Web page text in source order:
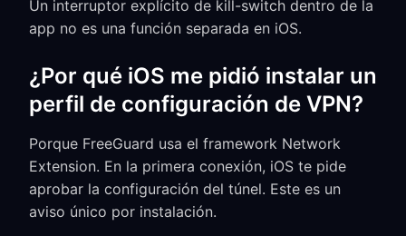
Un interruptor explícito de kill-switch dentro de la
app no es una función separada en iOS.
¿Por qué iOS me pidió instalar un
perfil de configuración de VPN?
Porque FreeGuard usa el framework Network
Extension. En la primera conexión, iOS te pide
aprobar la configuración del túnel. Este es un
aviso único por instalación.